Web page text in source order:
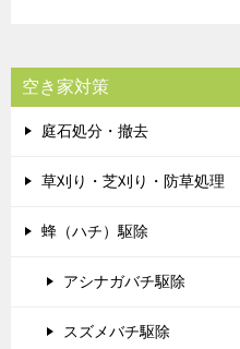
空き家対策
庭石処分・撤去
草刈り・芝刈り・防草処理
蜂（ハチ）駆除
アシナガバチ駆除
スズメバチ駆除